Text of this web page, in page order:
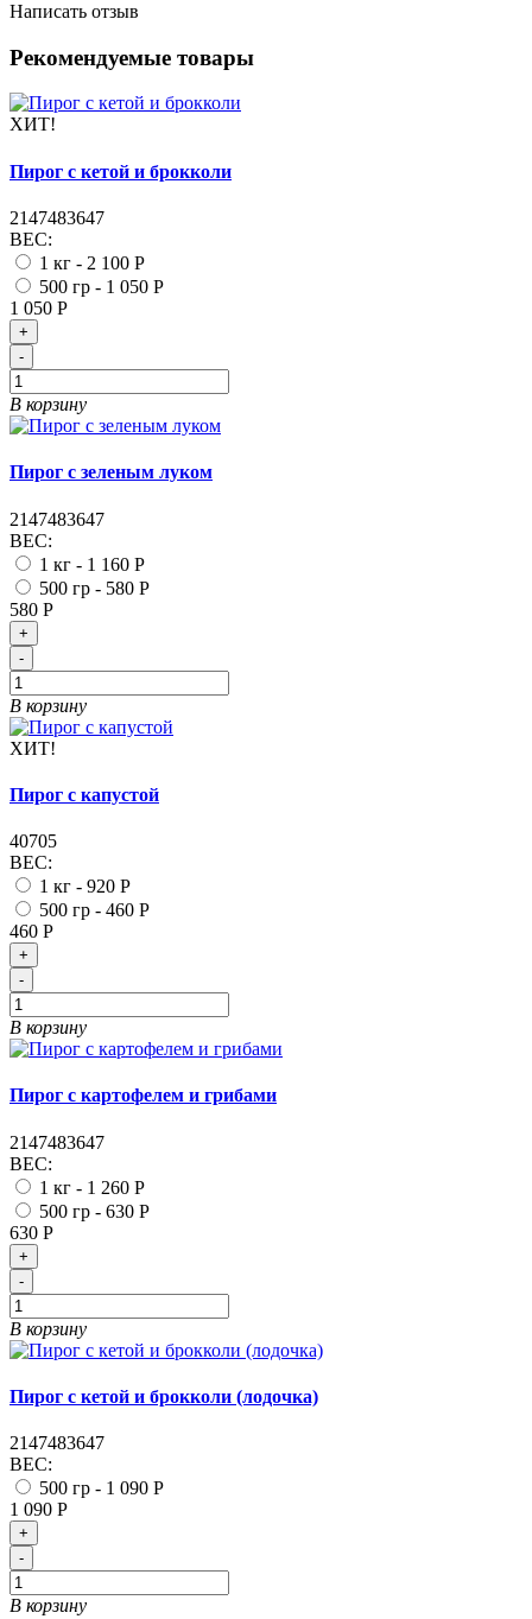
Написать отзыв
Рекомендуемые товары
ХИТ!
Пирог с кетой и брокколи
2147483647
ВЕС:
1 кг - 2 100 Р
500 гр - 1 050 Р
1 050 Р
+
-
В корзину
Пирог с зеленым луком
2147483647
ВЕС:
1 кг - 1 160 Р
500 гр - 580 Р
580 Р
+
-
В корзину
ХИТ!
Пирог с капустой
40705
ВЕС:
1 кг - 920 Р
500 гр - 460 Р
460 Р
+
-
В корзину
Пирог с картофелем и грибами
2147483647
ВЕС:
1 кг - 1 260 Р
500 гр - 630 Р
630 Р
+
-
В корзину
Пирог с кетой и брокколи (лодочка)
2147483647
ВЕС:
500 гр - 1 090 Р
1 090 Р
+
-
В корзину